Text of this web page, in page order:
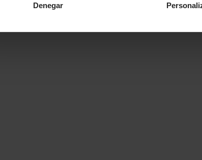
Denegar